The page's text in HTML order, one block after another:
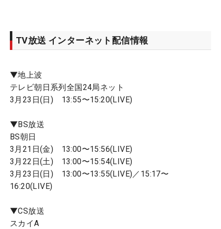
TV放送 インターネット配信情報
▼地上波
テレビ朝日系列全国24局ネット
3月23日(日) 13:55〜15:20(LIVE)
▼BS放送
BS朝日
3月21日(金) 13:00〜15:56(LIVE)
3月22日(土) 13:00〜15:54(LIVE)
3月23日(日) 13:00〜13:55(LIVE)／15:17〜
16:20(LIVE)
▼CS放送
スカイA